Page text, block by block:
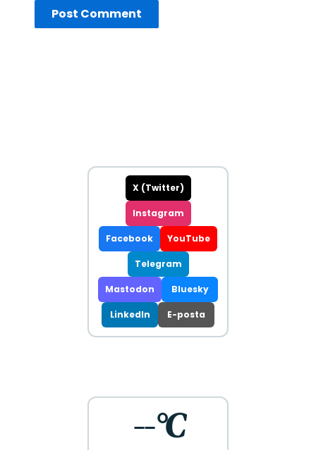
X (Twitter)
Instagram
Facebook YouTube
Telegram
Mastodon Bluesky
LinkedIn E-posta
--°C